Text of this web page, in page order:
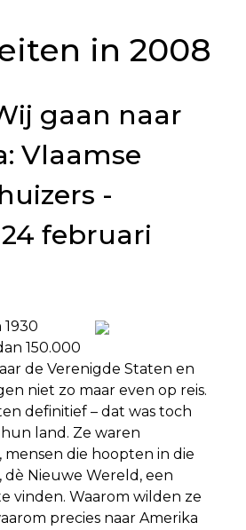
in 2008
gaan naar
Vlaamse
-
februari
1930
150.000
de Verenigde Staten en
niet zo maar even op reis.
definitief – dat was toch
land. Ze waren
mensen die hoopten in die
Nieuwe Wereld, een
vinden. Waarom wilden ze
precies naar Amerika